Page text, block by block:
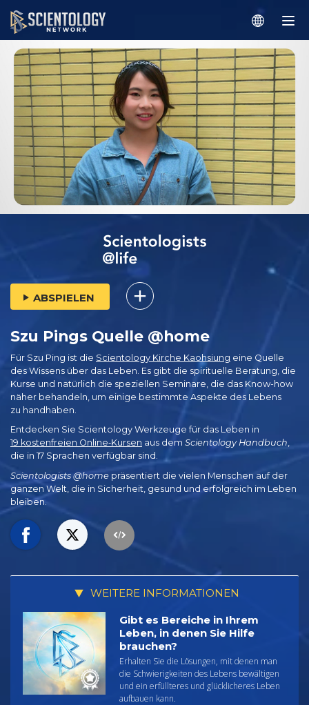
ABSPIELEN
Szu Pings Quelle @home
Für Szu Ping ist die Scientology Kirche Kaohsiung eine Quelle
des Wissens über das Leben. Es gibt die spirituelle Beratung, die
Kurse und natürlich die speziellen Seminare, die das Know-how
näher behandeln, um einige bestimmte Aspekte des Lebens
zu handhaben.
Entdecken Sie Scientology Werkzeuge für das Leben in
19 kostenfreien Online‑Kursen aus dem Scientology Handbuch,
die in 17 Sprachen verfügbar sind.
Scientologists @home präsentiert die vielen Menschen auf der
ganzen Welt, die in Sicherheit, gesund und erfolgreich im Leben
bleiben.
WEITERE INFORMATIONEN
Gibt es Bereiche in Ihrem
Leben, in denen Sie Hilfe
brauchen?
Erhalten Sie die Lösungen, mit denen man
die Schwierigkeiten des Lebens bewältigen
und ein erfüllteres und glücklicheres Leben
aufbauen kann.